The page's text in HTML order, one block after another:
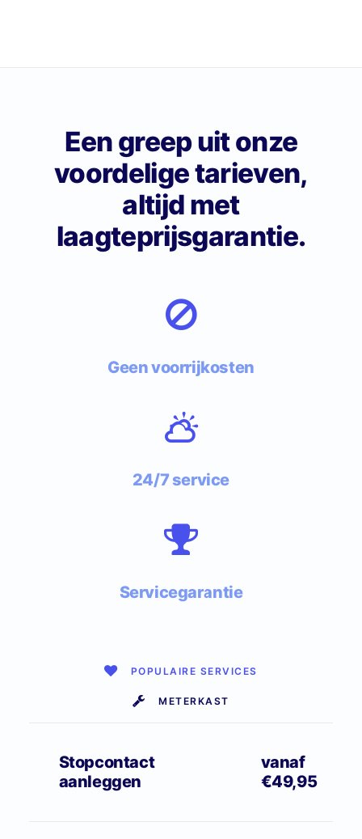
Een greep uit onze
voordelige tarieven,
altijd met
laagteprijsgarantie.
Geen voorrijkosten
24/7 service
Servicegarantie
POPULAIRE SERVICES
METERKAST
Stopcontact
aanleggen
vanaf
€49,95